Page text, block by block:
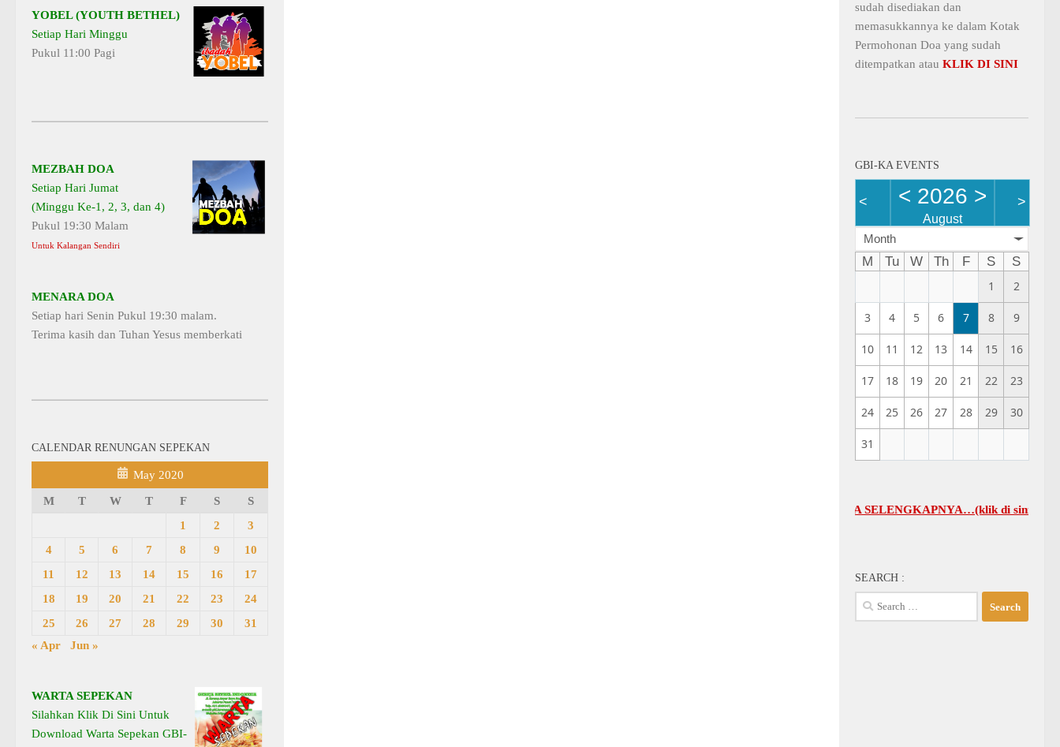
YOBEL (YOUTH BETHEL)
Setiap Hari Minggu
Pukul 11:00 Pagi
MEZBAH DOA
Setiap Hari Jumat
(Minggu Ke-1, 2, 3, dan 4)
Pukul 19:30 Malam
Untuk Kalangan Sendiri
MENARA DOA
Setiap hari Senin Pukul 19:30 malam.
Terima kasih dan Tuhan Yesus memberkati
CALENDAR RENUNGAN SEPEKAN
May 2020
M T W T F S
S
1
2
3
4
5 6 7 8 9
10
11
12 13 14 15 16
17
18
19 20 21 22 23
24
25
26 27 28 29 30
31
« Apr
Jun »
WARTA SEPEKAN
Silahkan Klik Di Sini Untuk
Download Warta Sepekan GBI-
sudah disediakan dan
memasukkannya ke dalam Kotak
Permohonan Doa yang sudah
ditempatkan atau KLIK DI SINI
GBI-KA EVENTS
< < 2026 >
August
>
Month
M Tu W Th F S
S
1
2
3 4 5 6 7 8 9
10 11 12 13 14 15 16
17 18 19 20 21 22 23
24 25 26 27 28 29 30
31
JADWAL UMUM GBI-KA SELENGKAPNYA…(klik di sini)
SEARCH :
Search
for: